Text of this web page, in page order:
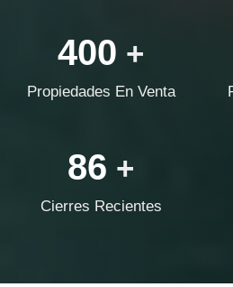
400 +
Propiedades En Venta
86 +
Cierres Recientes